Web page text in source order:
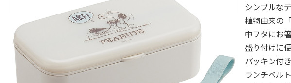
シンプルな
植物由来の
中フタにお
盛り付けに
パッキン付
ランチベルト